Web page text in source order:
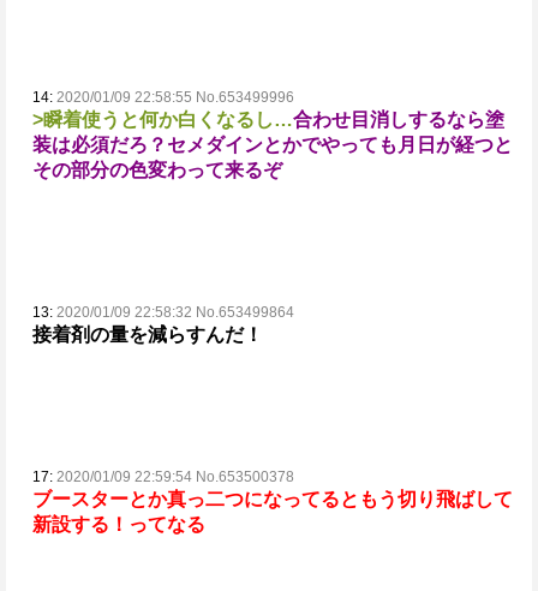
14: 2020/01/09 22:58:55 No.653499996
>瞬着使うと何か白くなるし…合わせ目消しするなら塗
装は必須だろ？ セメダインとかでやっても月日が経つと
その部分の色変わって来るぞ
13: 2020/01/09 22:58:32 No.653499864
接着剤の量を減らすんだ！
17: 2020/01/09 22:59:54 No.653500378
ブースターとか真っ二つになってるともう切り飛ばして
新設する！ってなる